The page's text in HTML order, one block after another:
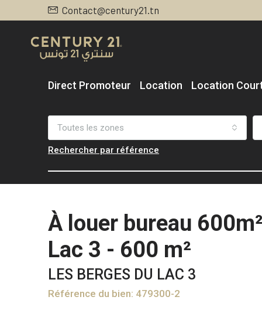
Contact@century21.tn
Direct Promoteur Location Location
Toutes les zones
Rechercher par référence
À louer bureau
Lac 3 - 600 m²
LES BERGES DU LAC 3
Référence du bien: 479300-2